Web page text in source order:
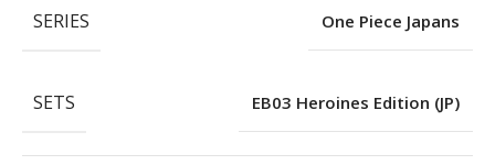
SERIES One Piece Japans
SETS EB03 Heroines Edition (JP)